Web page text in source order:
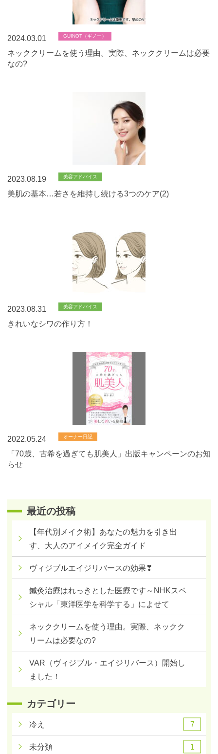
2024.03.01 GUINOT（ギノー）
ネッククリームを使う理由。実際、ネッククリームは必要
なの?
2023.08.19 美容アドバイス
美肌の基本…若さを維持し続ける3つのケア(2)
2023.08.31 美容アドバイス
きれいなシワの作り方！
2022.05.24 オーナー日記
「70歳、古希を過ぎても肌美人」出版キャンペーンのお知
らせ
最近の投稿
【年代別メイク術】あなたの魅力を引き出
す、大人のアイメイク完全ガイド
ヴィジブルエイジリバースの効果❣
鍼灸治療はれっきとした医療です～NHKスペ
シャル「東洋医学を科学する」によせて
ネッククリームを使う理由。実際、ネックク
リームは必要なの?
VAR（ヴィジブル・エイジリバース）開始し
ました！
カテゴリー
冷え 7
未分類 1